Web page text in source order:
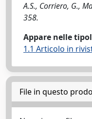
A.S., Corriero, G.,
358.
Appare nelle
1.1 Articolo in
File in questo